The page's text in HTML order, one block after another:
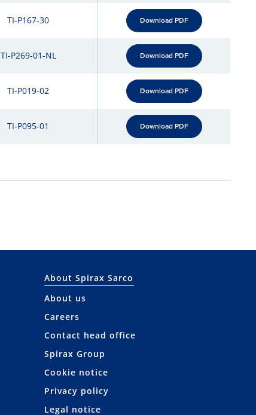
TI-P167-30 Download PDF
TI-P269-01-NL Download PDF
TI-P019-02 Download PDF
TI-P095-01 Download PDF
About Spirax Sarco
About us
Careers
Contact head office
Spirax Group
Cookie notice
Privacy policy
Legal notice